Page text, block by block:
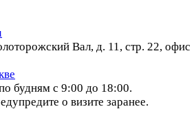
Вал, д. 11, стр. 22, офис
будням с 9:00 до 18:00.
о визите заранее.